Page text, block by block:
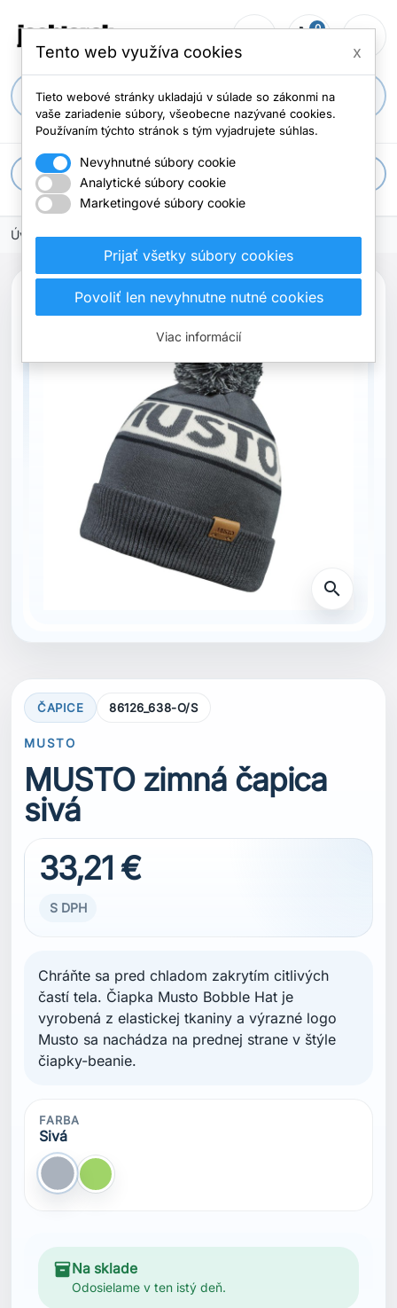
person_outline shopping_cart
0
Početmenu
apps Všetky kategórie
Úvodná stránka Oblečenie Čapice
search
ČAPICE 86126_638-O/S
MUSTO
MUSTO zimná čapica
sivá
33,21 €
S DPH
Chráňte sa pred chladom zakrytím citlivých
častí tela. Čiapka Musto Bobble Hat je
vyrobená z elastickej tkaniny a výrazné logo
Musto sa nachádza na prednej strane v štýle
čiapky-beanie.
FARBA
Sivá
Sivá Zelená
inventory_2 Na sklade
Odosielame v ten istý deň.
Tento web využíva cookies x
Tieto webové stránky ukladajú v súlade so zákonmi na
vaše zariadenie súbory, všeobecne nazývané cookies.
Používaním týchto stránok s tým vyjadrujete súhlas.
Nevyhnutné súbory cookie
Analytické súbory cookie
Marketingové súbory cookie
Prijať všetky súbory cookies
Povoliť len nevyhnutne nutné cookies
Viac informácií